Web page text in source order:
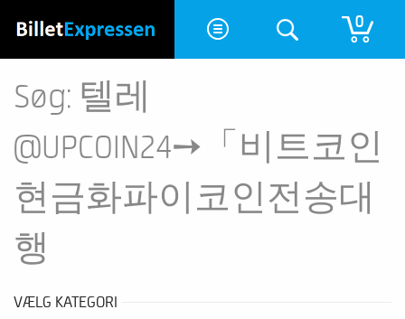
0
Søg: 텔레
@UPCOIN24➙「비트코인
현금화파이코인전송대
행
VÆLG KATEGORI